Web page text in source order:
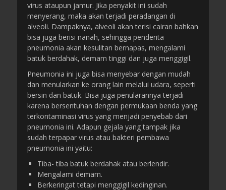
virus ataupun jamur. Jika penyakit ini sudah
menyerang, maka akan terjadi peradangan di
alveoli. Dampaknya, alveoli akan terisi cairan bahkan
bisa juga berisi nanah, sehingga penderita
pneumonia akan kesulitan bernapas, mengalami
batuk berdahak, demam tinggi dan juga menggigil.
Pneumonia ini juga bisa menyebar dengan mudah
dan menularkan ke orang lain melalui udara, seperti
bersin dan batuk. Bisa juga penularannya terjadi
karena bersentuhan dengan permukaan benda yang
terkontaminasi virus yang menjadi penyebab dari
pneumonia ini. Adapun gejala yang tampak jika
sudah terpapar virus atau bakteri pembawa
pneumonia ini yaitu:
Tiba- tiba batuk berdahak atau berlendir.
Mengalami demam.
Berkeringat tetapi menggigil kedinginan.